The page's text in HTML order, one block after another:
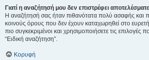
Γιατί η αναζήτησή μου δεν επιστρέφει
Η αναζήτησή σας ήταν πιθανότατα πολύ ασαφής και
κοινούς όρους που δεν έχουν καταχωρηθεί στο
πιο συγκεκριμένοι και χρησιμοποιήσετε τις επιλογές
“Ειδική αναζήτηση”.
Κορυφή